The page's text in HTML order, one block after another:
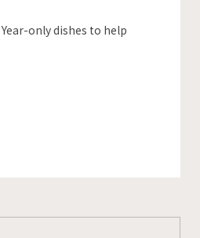
only dishes to help